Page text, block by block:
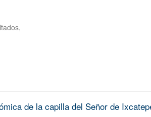
de la capilla del Señor de